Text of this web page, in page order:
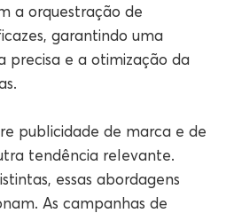
a orquestração de
garantindo uma
precisa e a otimização da
publicidade de marca e de
tendência relevante.
essas abordagens
As campanhas de